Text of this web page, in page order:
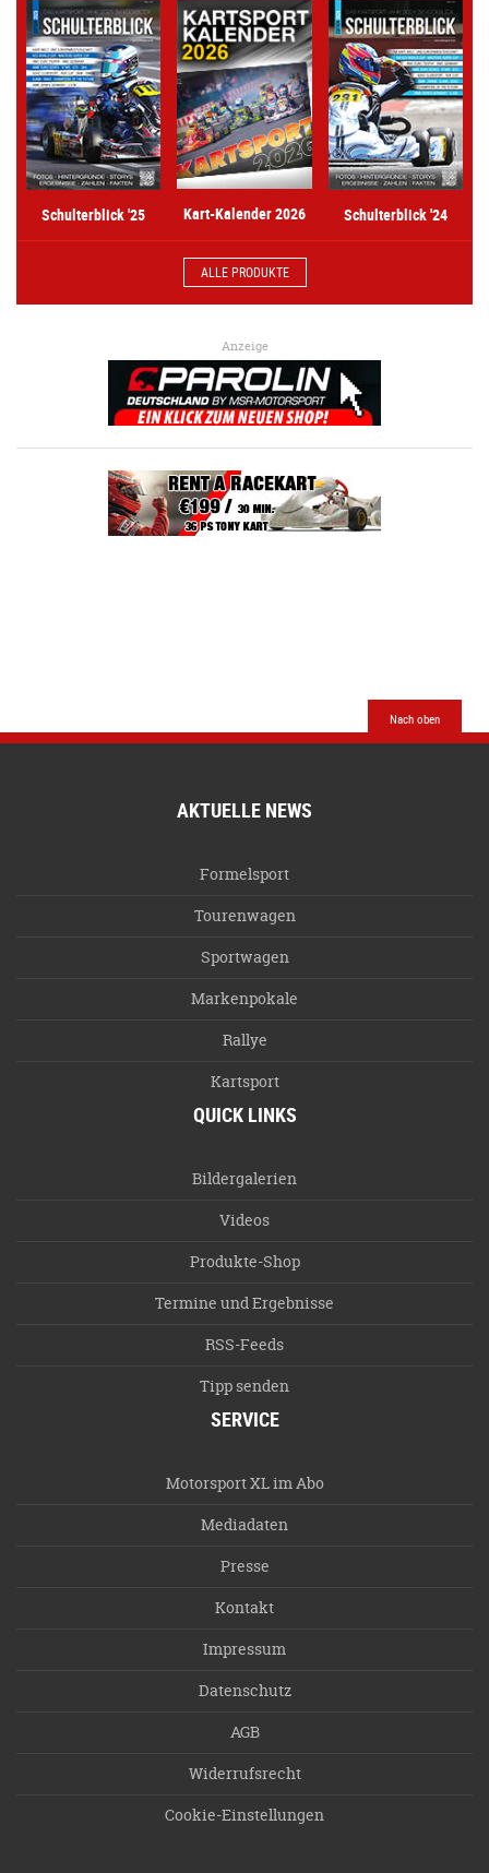
Schulterblick '25 Kart-Kalender 2026 Schulterblick '24
ALLE PRODUKTE
Anzeige
Nach oben
AKTUELLE NEWS
Formelsport
Tourenwagen
Sportwagen
Markenpokale
Rallye
Kartsport
QUICK LINKS
Bildergalerien
Videos
Produkte-Shop
Termine und Ergebnisse
RSS-Feeds
Tipp senden
SERVICE
Motorsport XL im Abo
Mediadaten
Presse
Kontakt
Impressum
Datenschutz
AGB
Widerrufsrecht
Cookie-Einstellungen